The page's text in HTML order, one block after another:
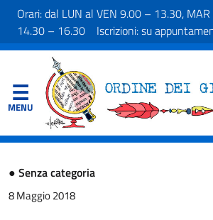
Orari: dal LUN al VEN 9.00 – 13.30,
14.30 – 16.30 Iscrizioni: su
● Senza categoria
8 Maggio 2018